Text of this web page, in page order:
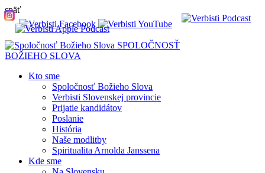
späť
SPOLOČNOSŤ
BOŽIEHO SLOVA
Kto sme
Spoločnosť Božieho Slova
Verbisti Slovenskej provincie
Prijatie kandidátov
Poslanie
História
Naše modlitby
Spiritualita Arnolda Janssena
Kde sme